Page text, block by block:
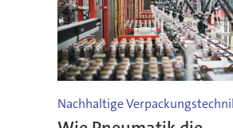
Nachhaltige